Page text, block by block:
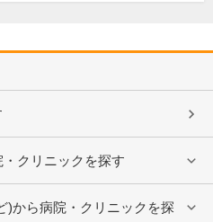
クリニックを探す
)から病院・クリニックを探